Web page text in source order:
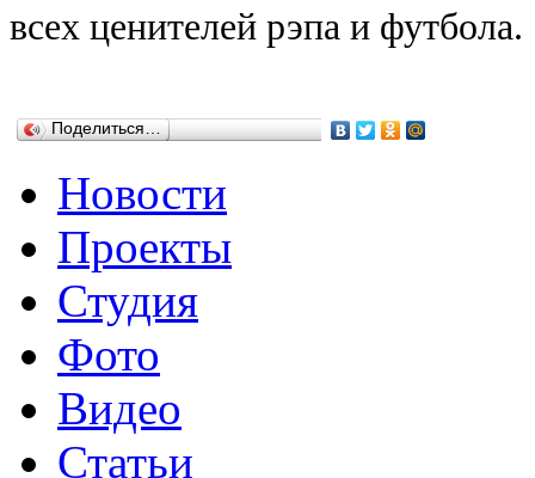
всех ценителей рэпа и футбола.
Поделиться…
Новости
Проекты
Студия
Фото
Видео
Статьи